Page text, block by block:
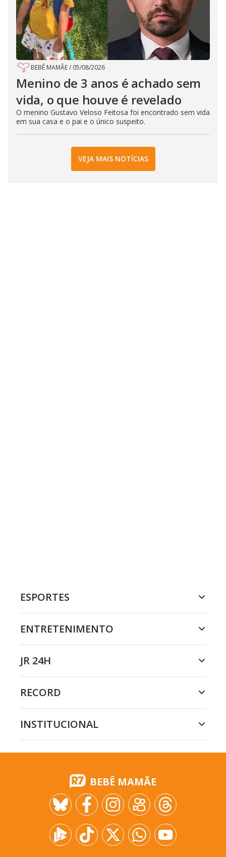
BEBÊ MAMÃE/ 05/08/2026
Menino de 3 anos é achado sem
vida, o que houve é revelado
O menino Gustavo Veloso Feitosa foi encontrado sem vida
em sua casa e o pai e o único suspeito.
VEJA MAIS NOTÍCIAS
ESPORTES
ENTRETENIMENTO
JR 24H
RECORD
INSTITUCIONAL
BEBÊ MAMÃE